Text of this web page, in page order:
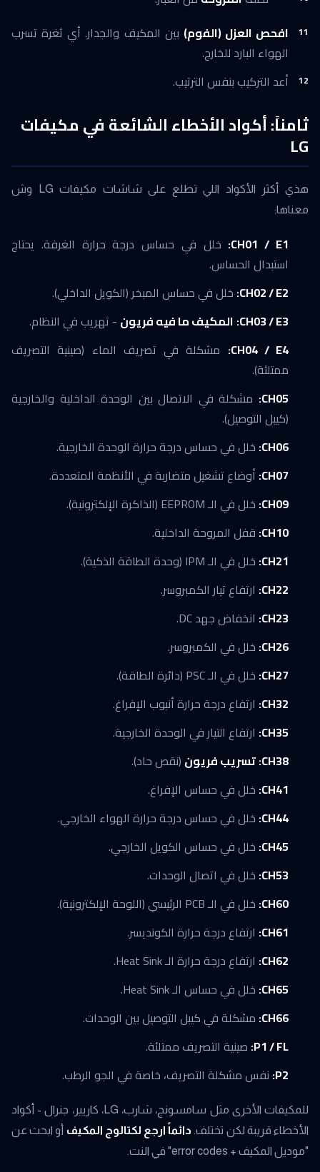
افحص العزل (الفوم) بين المكيف والجدار. أي ثغرة تسرب
الهواء البارد للخارج.
أعد التركيب بنفس الترتيب.
ثامناً: أكواد الأخطاء الشائعة في مكيفات
LG
هذي أكثر الأكواد اللي تطلع على شاشات مكيفات LG وش
معناها:
CH01 / E1: خلل في حساس درجة حرارة الغرفة. يحتاج
استبدال الحساس.
CH02 / E2: خلل في حساس المبخر (الكويل الداخلي).
CH03 / E3: المكيف ما فيه فريون - تهريب في النظام.
CH04 / E4: مشكلة في تصريف الماء (صينية التصريف
ممتلئة).
CH05: مشكلة في الاتصال بين الوحدة الداخلية والخارجية
(كيبل التوصيل).
CH06: خلل في حساس درجة حرارة الوحدة الخارجية.
CH07: أوضاع تشغيل متضاربة في الأنظمة المتعددة.
CH09: خلل في الـ EEPROM (الذاكرة الإلكترونية).
CH10: قفل المروحة الداخلية.
CH21: خلل في الـ IPM (وحدة الطاقة الذكية).
CH22: ارتفاع تيار الكمبروسر.
CH23: انخفاض جهد DC.
CH26: خلل في الكمبروسر.
CH27: خلل في الـ PSC (دائرة الطاقة).
CH32: ارتفاع درجة حرارة أنبوب الإفراغ.
CH35: ارتفاع التيار في الوحدة الخارجية.
CH38: تسريب فريون (نقص حاد).
CH41: خلل في حساس الإفراغ.
CH44: خلل في حساس درجة حرارة الهواء الخارجي.
CH45: خلل في حساس الكويل الخارجي.
CH53: خلل في اتصال الوحدات.
CH60: خلل في الـ PCB الرئيسي (اللوحة الإلكترونية).
CH61: ارتفاع درجة حرارة الكونديسر.
CH62: ارتفاع درجة حرارة الـ Heat Sink.
CH65: خلل في حساس الـ Heat Sink.
CH66: مشكلة في كيبل التوصيل بين الوحدات.
P1 / FL: صينية التصريف ممتلئة.
P2: نفس مشكلة التصريف، خاصة في الجو الرطب.
للمكيفات الأخرى مثل سامسونج، شارب، LG، كاريير، جنرال - أكواد
الأخطاء قريبة لكن تختلف. دائماً ارجع لكتالوج المكيف أو ابحث عن
"موديل المكيف + error codes" في النت.